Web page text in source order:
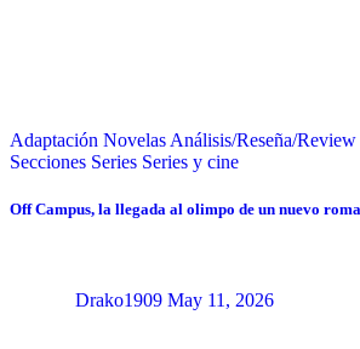
Adaptación Novelas Análisis/Reseña/Review
Secciones Series Series y cine
Off Campus, la llegada al olimpo de un nuevo
Drako1909 May 11, 2026